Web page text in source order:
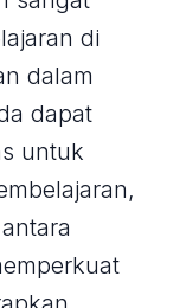
di
dalam
dapat
untuk